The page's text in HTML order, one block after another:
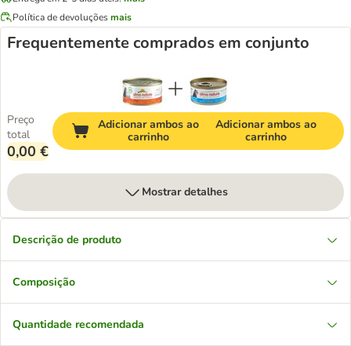
Política de devoluçõesmais
Frequentemente comprados em conjunto
Preço
total
0,00 €
Adicionar ambos ao
carrinho
Adicionar ambos ao
carrinho
Mostrar detalhes
Descrição de produto
Composição
Quantidade recomendada